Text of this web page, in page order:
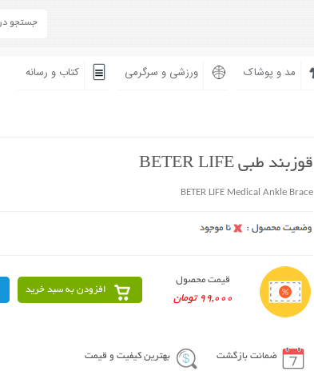
مد و پوشاک ورزشی و سرگرمی کتاب و رسانه
قوزبند طبی BETER LIFE
BETER LIFE Medical Ankle Brace
قیمت محصول
99,000 تومان
افزودن به سبد خرید
ضمانت بازگشت بهترین کیفیت و قیمت